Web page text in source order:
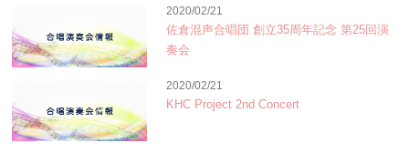
2020/02/21
佐倉混声合唱団 創立35周年記念 第25回演
奏会
2020/02/21
KHC Project 2nd Concert